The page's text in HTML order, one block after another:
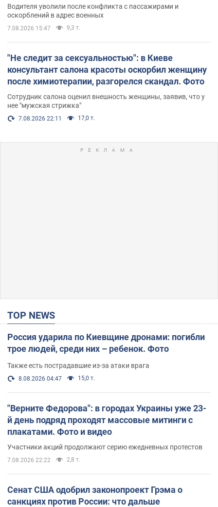
Водителя уволили после конфликта с пассажирами и
оскорблений в адрес военных
7.08.2026 15:47 9,3 т.
"Не следит за сексуальностью": в Киеве
консультант салона красоты оскорбил женщину
после химиотерапии, разгорелся скандал. Фото
Сотрудник салона оценил внешность женщины, заявив, что у
нее "мужская стрижка"
7.08.2026 22:11 17,0 т.
TOP NEWS
Россия ударила по Киевщине дронами: погибли
трое людей, среди них – ребенок. Фото
Также есть пострадавшие из-за атаки врага
8.08.2026 04:47 15,0 т.
"Верните Федорова": в городах Украины уже 23-
й день подряд проходят массовые митинги с
плакатами. Фото и видео
Участники акций продолжают серию ежедневных протестов
7.08.2026 22:22 2,8 т.
Сенат США одобрил законопроект Грэма о
санкциях против России: что дальше